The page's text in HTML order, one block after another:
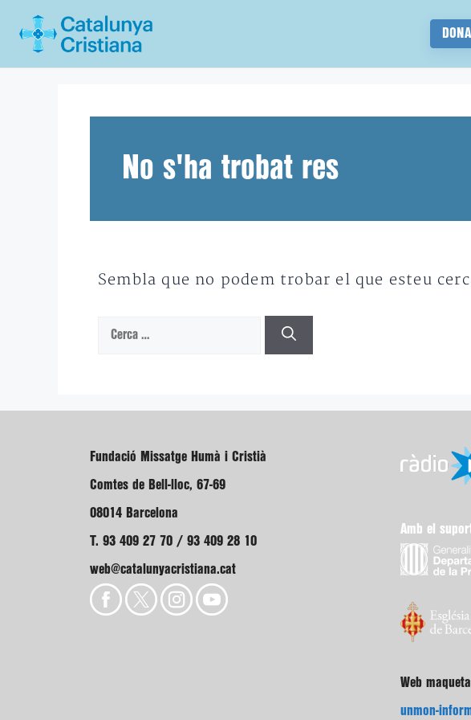
No s'ha trobat res
Sembla que no podem trobar el que esteu
Cerca:
Fundació Missatge Humà i Cristià
Comtes de Bell-lloc, 67-69
08014 Barcelona
T. 93 409 27 70 / 93 409 28 10
web@catalunyacristiana.cat
Amb el
Web
unmon-